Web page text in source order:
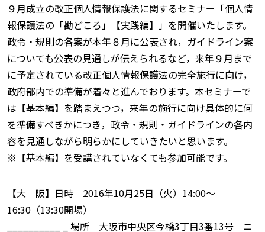
９月成立の改正個人情報保護法に関するセミナー「個人情
報保護法の「勘どころ」【実践編】」を開催いたします。
政令・規則の各案が本年８月に公表され，ガイドライン案
についても公表の見通しが伝えられるなど，来年９月まで
に予定されている改正個人情報保護法の完全施行に向け，
政府部内での準備が着々と進んでおります。本セミナーで
は【基本編】を踏まえつつ，来年の施行に向け具体的に何
を準備すべきかにつき，政令・規則・ガイドラインの各内
容を見通しながら明らかにしていきたいと思います。
※【基本編】を受講されていなくても参加可能です。
【大 阪】日時 2016年10月25日（火）14:00〜
16:30（13:30開場）
__________ _ 場所 大阪市中央区今橋3丁目3番13号 ニ